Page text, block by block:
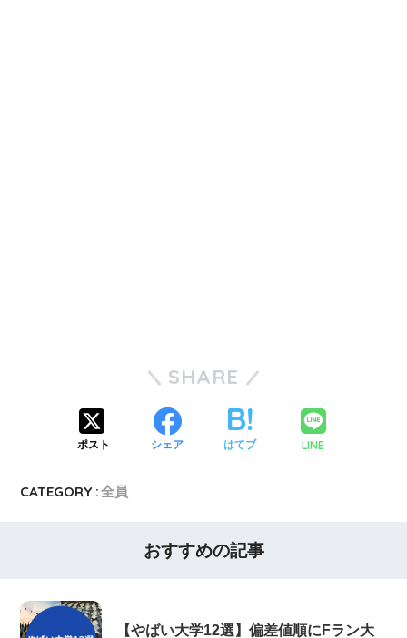
SHARE
ポスト シェア はてブ LINE
CATEGORY :全員
おすすめの記事
【やばい大学12選】偏差値順にFラン大